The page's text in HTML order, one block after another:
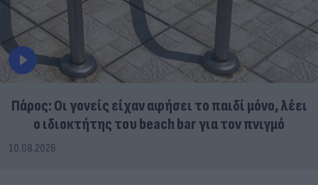
Πάρος: Οι γονείς είχαν αφήσει το παιδί μόνο, λέει
ο ιδιοκτήτης του beach bar για τον πνιγμό
10.08.2026